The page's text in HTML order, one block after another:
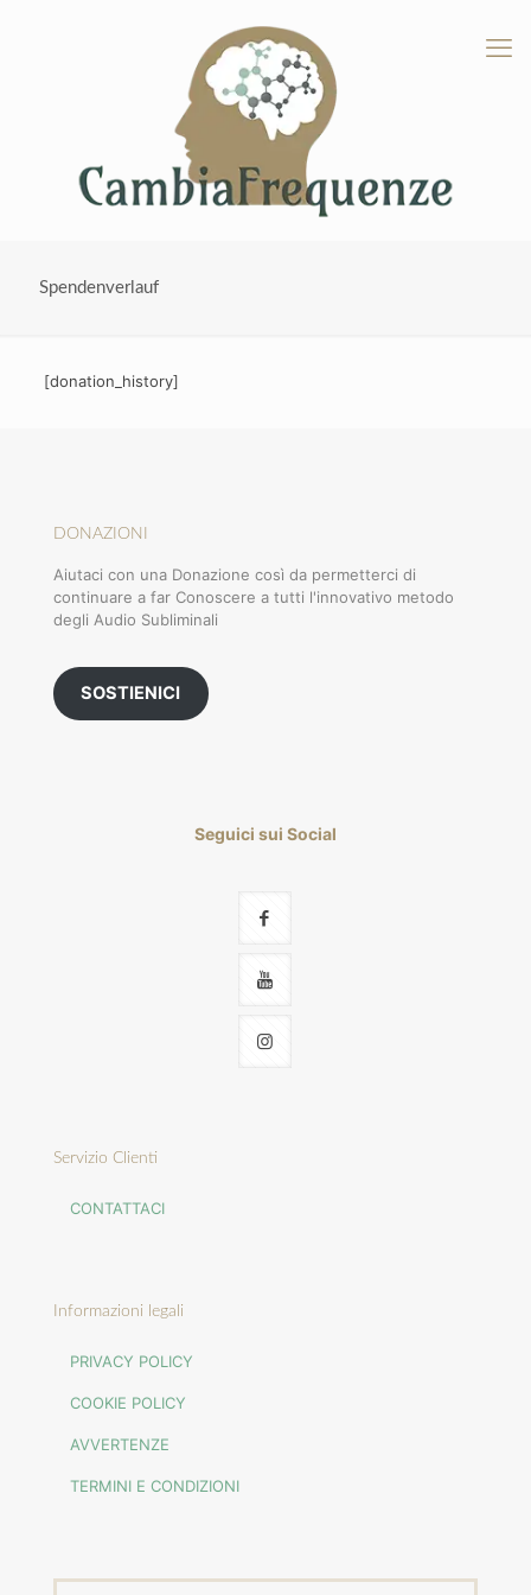
Spendenverlauf
[donation_history]
DONAZIONI
Aiutaci con una Donazione così da permetterci di
continuare a far Conoscere a tutti l'innovativo metodo
degli Audio Subliminali
SOSTIENICI
Seguici sui Social
Servizio Clienti
CONTATTACI
Informazioni legali
PRIVACY POLICY
COOKIE POLICY
AVVERTENZE
TERMINI E CONDIZIONI